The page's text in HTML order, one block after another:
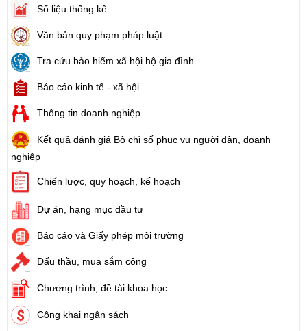
Số liệu thống kê
Văn bản quy phạm pháp luật
Tra cứu bảo hiểm xã hội hộ gia đình
Báo cáo kinh tế - xã hội
Thông tin doanh nghiệp
Kết quả đánh giá Bộ chỉ số phục vụ người dân, doanh
nghiệp
Chiến lược, quy hoạch, kế hoạch
Dự án, hạng mục đầu tư
Báo cáo và Giấy phép môi trường
Đấu thầu, mua sắm công
Chương trình, đề tài khoa học
Công khai ngân sách